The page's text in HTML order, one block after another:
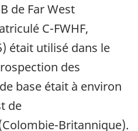
de Far West
C-FWHF,
était utilisé dans le
des
base était à environ
de
Britannique).